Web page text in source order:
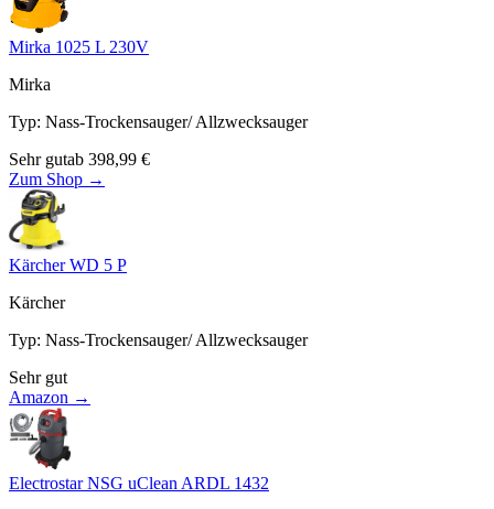
Mirka 1025 L 230V
Mirka
Typ: Nass-Trockensauger/ Allzwecksauger
Sehr gutab 398,99 €
Zum Shop →
Kärcher WD 5 P
Kärcher
Typ: Nass-Trockensauger/ Allzwecksauger
Sehr gut
Amazon →
Electrostar NSG uClean ARDL 1432